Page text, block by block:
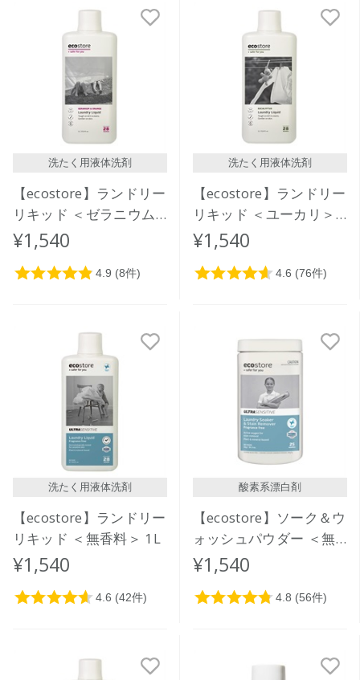
洗たく用液体洗剤
【ecostore】ランドリー
リキッド ＜ゼラニウム
＆オレンジ＞1L
¥1,540
洗たく用液体洗剤
【ecostore】ランドリー
リキッド ＜ユーカリ＞
1L
¥1,540
洗たく用液体洗剤
【ecostore】ランドリー
リキッド ＜無香料＞ 1L
¥1,540
酸素系漂白剤
【ecostore】ソーク＆ウ
ォッシュパウダー ＜無
香料＞ 1kg
¥1,540